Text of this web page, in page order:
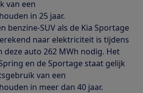
van een
in 25 jaar.
benzine-SUV als de Kia Sportage
naar elektriciteit is tijdens
deze auto 262 MWh nodig. Het
en de Sportage staat gelijk
van een
in meer dan 40 jaar.